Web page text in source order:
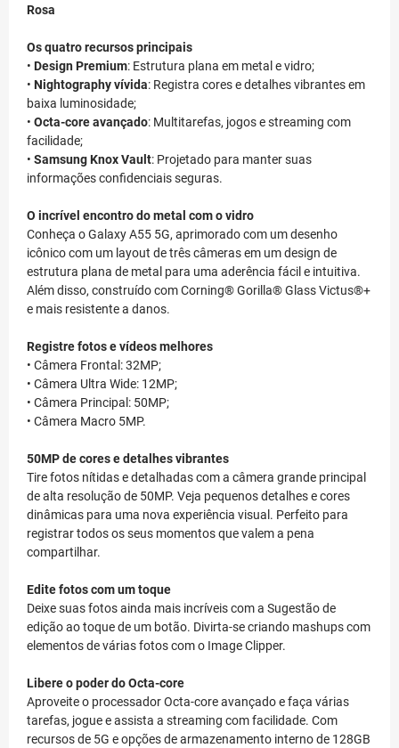
Rosa
Os quatro recursos principais
• Design Premium: Estrutura plana em metal e vidro;
• Nightography vívida: Registra cores e detalhes vibrantes em
baixa luminosidade;
• Octa-core avançado: Multitarefas, jogos e streaming com
facilidade;
• Samsung Knox Vault: Projetado para manter suas
informações confidenciais seguras.
O incrível encontro do metal com o vidro
Conheça o Galaxy A55 5G, aprimorado com um desenho
icônico com um layout de três câmeras em um design de
estrutura plana de metal para uma aderência fácil e intuitiva.
Além disso, construído com Corning® Gorilla® Glass Victus®+
e mais resistente a danos.
Registre fotos e vídeos melhores
• Câmera Frontal: 32MP;
• Câmera Ultra Wide: 12MP;
• Câmera Principal: 50MP;
• Câmera Macro 5MP.
50MP de cores e detalhes vibrantes
Tire fotos nítidas e detalhadas com a câmera grande principal
de alta resolução de 50MP. Veja pequenos detalhes e cores
dinâmicas para uma nova experiência visual. Perfeito para
registrar todos os seus momentos que valem a pena
compartilhar.
Edite fotos com um toque
Deixe suas fotos ainda mais incríveis com a Sugestão de
edição ao toque de um botão. Divirta-se criando mashups com
elementos de várias fotos com o Image Clipper.
Libere o poder do Octa-core
Aproveite o processador Octa-core avançado e faça várias
tarefas, jogue e assista a streaming com facilidade. Com
recursos de 5G e opções de armazenamento interno de 128GB